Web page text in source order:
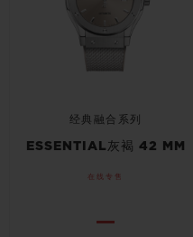
经典融合系列
ESSENTIAL灰褐 42 MM
在线专售